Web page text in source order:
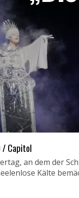
/ Capitol
an dem der
Kälte